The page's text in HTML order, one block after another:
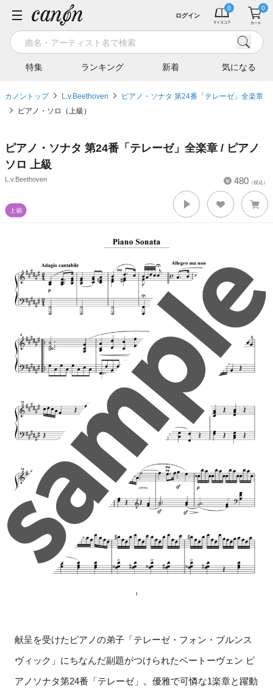
特集 ランキング 新着 気になる
ログイン
カノントップ L.v.Beethoven
ピアノ・ソナタ 第24番「テレーゼ」全楽章
ピアノ・ソロ（上級）
ピアノ・ソナタ 第24番「テレーゼ」全楽章 / ピアノ
ソロ 上級
L.v.Beethoven 480 （税込）
献呈を受けたピアノの弟子「テレーゼ・フォン・ブルンス
ヴィック」にちなんだ副題がつけられたベートーヴェン ピ
アノソナタ第24番「テレーゼ」。優雅で可憐な1楽章と躍動